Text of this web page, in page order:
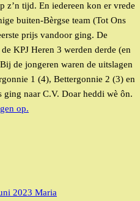
z’n tijd. En iedereen kon er vrede
buiten-Bèrgse team (Tot Ons
prijs vandoor ging. De
KPJ Heren 3 werden derde (en
de jongeren waren de uitslagen
1 (4), Bettergonnie 2 (3) en
ging naar C.V. Doar heddi wè ôn.
op.
2023 Maria